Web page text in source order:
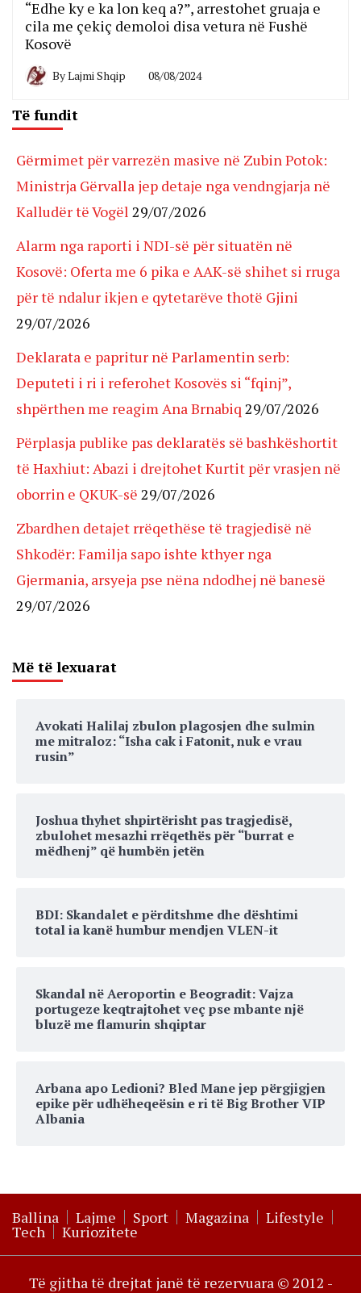
“Edhe ky e ka lon keq a?”, arrestohet gruaja e
cila me çekiç demoloi disa vetura në Fushë
Kosovë
ByLajmi Shqip 08/08/2024
Të fundit
Gërmimet për varrezën masive në Zubin Potok:
Ministrja Gërvalla jep detaje nga vendngjarja në
Kalludër të Vogël 29/07/2026
Alarm nga raporti i NDI-së për situatën në
Kosovë: Oferta me 6 pika e AAK-së shihet si rruga
për të ndalur ikjen e qytetarëve thotë Gjini
29/07/2026
Deklarata e papritur në Parlamentin serb:
Deputeti i ri i referohet Kosovës si “fqinj”,
shpërthen me reagim Ana Brnabiq 29/07/2026
Përplasja publike pas deklaratës së bashkëshortit
të Haxhiut: Abazi i drejtohet Kurtit për vrasjen në
oborrin e QKUK-së 29/07/2026
Zbardhen detajet rrëqethëse të tragjedisë në
Shkodër: Familja sapo ishte kthyer nga
Gjermania, arsyeja pse nëna ndodhej në banesë
29/07/2026
Më të lexuarat
Avokati Halilaj zbulon plagosjen dhe sulmin
me mitraloz: “Isha cak i Fatonit, nuk e vrau
rusin”
Joshua thyhet shpirtërisht pas tragjedisë,
zbulohet mesazhi rrëqethës për “burrat e
mëdhenj” që humbën jetën
BDI: Skandalet e përditshme dhe dështimi
total ia kanë humbur mendjen VLEN-it
Skandal në Aeroportin e Beogradit: Vajza
portugeze keqtrajtohet veç pse mbante një
bluzë me flamurin shqiptar
Arbana apo Ledioni? Bled Mane jep përgjigjen
epike për udhëheqeësin e ri të Big Brother VIP
Albania
Ballina Lajme Sport Magazina Lifestyle
Tech Kuriozitete
Të gjitha të drejtat janë të rezervuara © 2012 -